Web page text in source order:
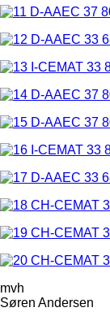
mvh
Søren Andersen